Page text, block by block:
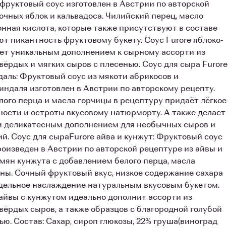
соус изготовлен в Австрии по авторской
яблок и кальвадоса. Чилийский перец, масло
кислота, которые также присутствуют в составе
пикантность фруктовому букету. Соус Furore яблоко-
уникальным дополнением к сырному ассорти из
и мягких сыров с плесенью. Соус для сыра Furore
Фруктовый соус из мякоти абрикосов и
изготовлен в Австрии по авторскому рецепту.
перца и масла горчицы в рецептуру придаёт лёгкое
и остроты вкусовому натюрморту. А также делает
деликатесным дополнением для необычных сыров и
Соус для сыраFurore айва и кунжут: Фруктовый соус
в Австрии по авторской рецептуре из айвы и
кунжута с добавлением белого перца, масла
Сочный фруктовый вкус, низкое содержание сахара
наслаждение натуральным вкусовым букетом.
с кунжутом идеально дополнит ассорти из
сыров, а также образцов с благородной голубой
Состав: Сахар, сироп глюкозы, 22% груша(виноград